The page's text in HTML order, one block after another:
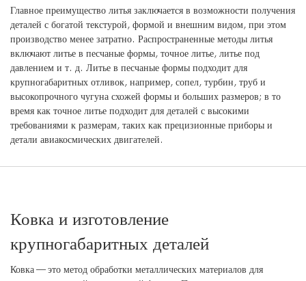
Главное преимущество литья заключается в возможности получения
деталей с богатой текстурой, формой и внешним видом, при этом
производство менее затратно. Распространенные методы литья
включают литье в песчаные формы, точное литье, литье под
давлением и т. д. Литье в песчаные формы подходит для
крупногабаритных отливок, например, сопел, турбин, труб и
высокопрочного чугуна схожей формы и больших размеров; в то
время как точное литье подходит для деталей с высокими
требованиями к размерам, таких как прецизионные приборы и
детали авиакосмических двигателей.
Ковка и изготовление
крупногабаритных деталей
Ковка — это метод обработки металлических материалов для